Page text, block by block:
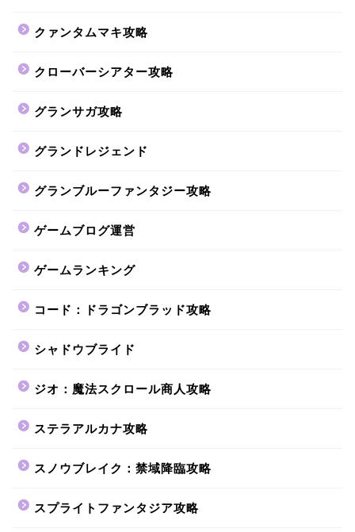
クァンタムマキ攻略
クローバーシアター攻略
グランサガ攻略
グランドレジェンド
グランブルーファンタジー攻略
ゲームブログ運営
ゲームランキング
コード：ドラゴンブラッド攻略
シャドウブライド
ジオ：魔法スクロール商人攻略
ステラアルカナ攻略
スノウブレイク：禁域降臨攻略
スプライトファンタジア攻略